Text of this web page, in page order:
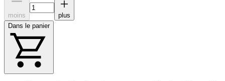
moins
plus
Dans le panier